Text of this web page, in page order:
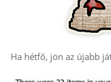
Ha hétfő, jön az újabb